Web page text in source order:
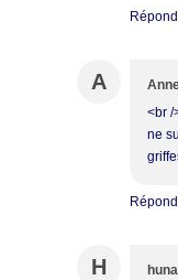
A
<br /
ne
H